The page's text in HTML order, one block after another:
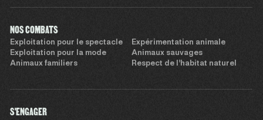
NOS COMBATS
Exploitation pour le spectacle
Expérimentation animale
Exploitation pour la mode
Animaux sauvages
Animaux familiers
Respect de l’habitat naturel
S'ENGAGER